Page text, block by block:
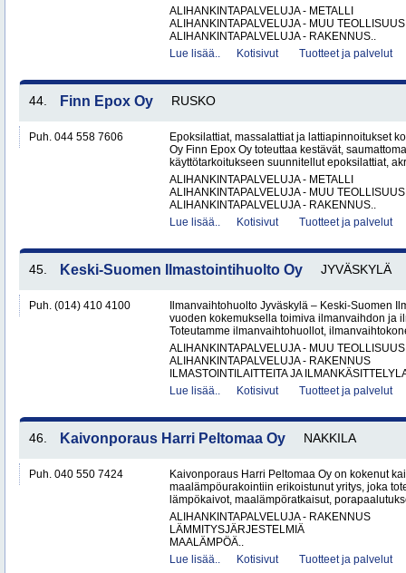
ALIHANKINTAPALVELUJA - METALLI
ALIHANKINTAPALVELUJA - MUU TEOLLISUUS
ALIHANKINTAPALVELUJA - RAKENNUS..
Lue lisää..
Kotisivut Tuotteet ja palvelut
44. Finn Epox Oy RUSKO
Puh. 044 558 7606
Epoksilattiat, massalattiat ja lattiapinnoitukset
Oy Finn Epox Oy toteuttaa kestävät,
käyttötarkoitukseen suunnitellut epoksilattiat,
ALIHANKINTAPALVELUJA - METALLI
ALIHANKINTAPALVELUJA - MUU TEOLLISUUS
ALIHANKINTAPALVELUJA - RAKENNUS..
Lue lisää..
Kotisivut Tuotteet ja palvelut
45. Keski-Suomen Ilmastointihuolto Oy JYVÄSKYLÄ
Puh. (014) 410 4100
Ilmanvaihtohuolto Jyväskylä – Keski-Suomen
vuoden kokemuksella toimiva ilmanvaihdon ja
Toteutamme ilmanvaihtohuollot,
ALIHANKINTAPALVELUJA - MUU TEOLLISUUS
ALIHANKINTAPALVELUJA - RAKENNUS
ILMASTOINTILAITTEITA JA
Lue lisää..
Kotisivut Tuotteet ja palvelut
46. Kaivonporaus Harri Peltomaa Oy NAKKILA
Puh. 040 550 7424
Kaivonporaus Harri Peltomaa Oy on kokenut
maalämpöurakointiin erikoistunut yritys, joka
lämpökaivot, maalämpöratkaisut,
ALIHANKINTAPALVELUJA - RAKENNUS
LÄMMITYSJÄRJESTELMIÄ
MAALÄMPÖÄ..
Lue lisää..
Kotisivut Tuotteet ja palvelut